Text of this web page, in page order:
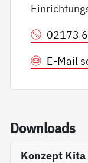
02173
E-Mail
Down­loads
Konzept